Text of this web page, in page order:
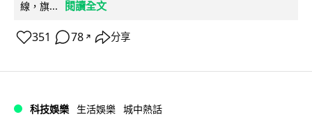
線，旗... 閱讀全文
351 78 ↗ 分享
科技娛樂 生活娛樂 城中熱話